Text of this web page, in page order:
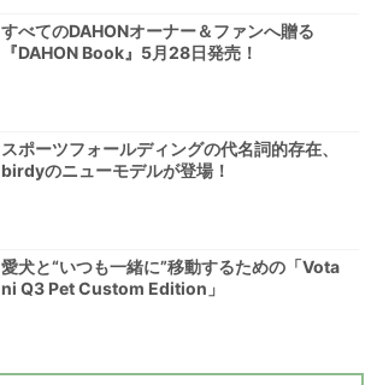
すべてのDAHONオーナー＆ファンへ贈る
『DAHON Book』5月28日発売！
スポーツフォールディングの代名詞的存在、
birdyのニューモデルが登場！
愛犬と“いつも一緒に”移動するための「Vota
ni Q3 Pet Custom Edition」